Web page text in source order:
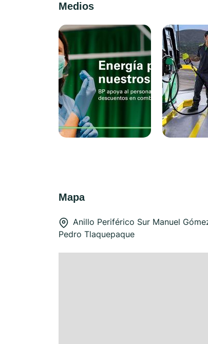
Medios
Mapa
Anillo Periférico Sur Manuel
Pedro Tlaquepaque